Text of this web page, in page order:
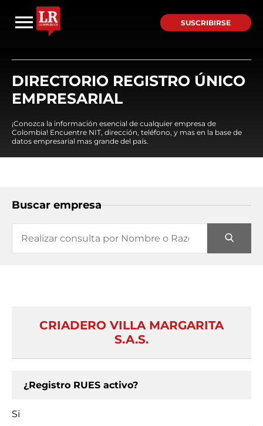
SUSCRIBIRSE
DIRECTORIO REGISTRO ÚNICO
EMPRESARIAL
¡Conozca la información esencial de cualquier empresa de
Colombia! Encuentre NIT, dirección, teléfono, y mas en la base de
datos empresarial mas grande del país.
Buscar empresa
CRIADERO VILLA MARGARITA
S.A.S.
¿Registro RUES activo?
Si